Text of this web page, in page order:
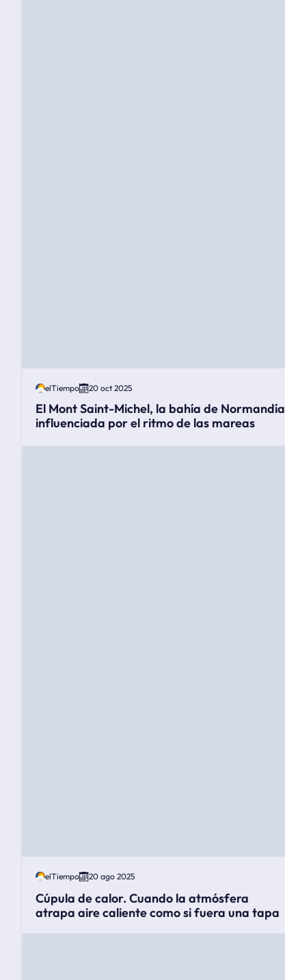
elTiempo 20 oct 2025
El Mont Saint-Michel, la bahía de Normandía
influenciada por el ritmo de las mareas
elTiempo 20 ago 2025
Cúpula de calor. Cuando la atmósfera
atrapa aire caliente como si fuera una tapa